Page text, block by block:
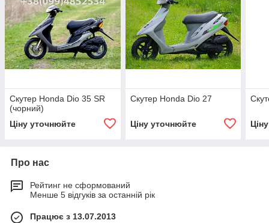
Скутер Honda Dio 35 SR
(чорний)
Ціну уточнюйте
Скутер Honda Dio 27
Ціну уточнюйте
Про нас
Рейтинг не сформований
Менше 5 відгуків за останній рік
Працює з 13.07.2013